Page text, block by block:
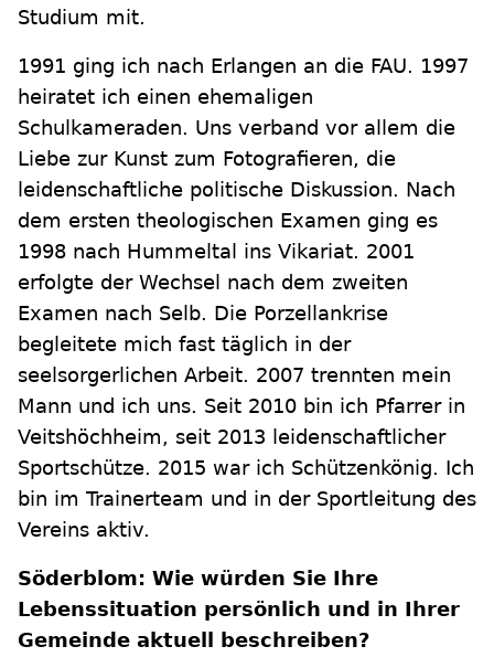
Studium mit.
1991 ging ich nach Erlangen an die FAU. 1997
heiratet ich einen ehemaligen
Schulkameraden. Uns verband vor allem die
Liebe zur Kunst zum Fotografieren, die
leidenschaftliche politische Diskussion. Nach
dem ersten theologischen Examen ging es
1998 nach Hummeltal ins Vikariat. 2001
erfolgte der Wechsel nach dem zweiten
Examen nach Selb. Die Porzellankrise
begleitete mich fast täglich in der
seelsorgerlichen Arbeit. 2007 trennten mein
Mann und ich uns. Seit 2010 bin ich Pfarrer in
Veitshöchheim, seit 2013 leidenschaftlicher
Sportschütze. 2015 war ich Schützenkönig. Ich
bin im Trainerteam und in der Sportleitung des
Vereins aktiv.
Söderblom: Wie würden Sie Ihre
Lebenssituation persönlich und in Ihrer
Gemeinde aktuell beschreiben?